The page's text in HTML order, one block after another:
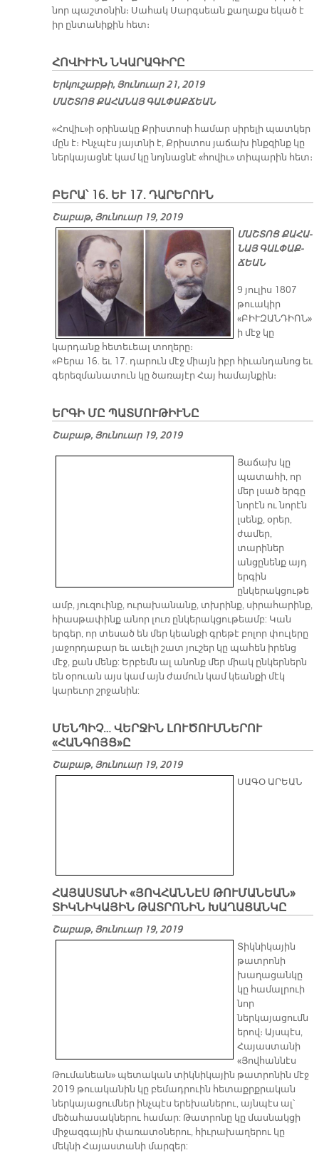
նոր պաշտօնին։ Սահակ Սարգսեան քաղաքս եկած է
իր ընտանիքին հետ։
ՀՈՎԻՒԻՆ ՆԿԱՐԱԳԻՐԸ
Երկուշաբթի, Յունուար 21, 2019
ՄԱՇ­ՏՈՑ ՔԱ­ՀԱ­ՆԱՅ ԳԱԼ­ՓԱՔ­ՃԵԱՆ
«Հովիւ»ի օրինակը Քրիստոսի համար սիրելի պատկեր
մըն է։ Ինչպէս յայտնի է, Քրիստոս յաճախ ինքզինք կը
ներկայացնէ կամ կը նոյնացնէ «հովիւ» տիպարին հետ։
ԲԵՐԱ՝ 16. ԵՒ 17. ԴԱՐԵՐՈՒՆ
Շաբաթ, Յունուար 19, 2019
ՄԱՇ­ՏՈՑ ՔԱ­ՀԱ­
ՆԱՅ ԳԱԼ­ՓԱՔ­
ՃԵԱՆ
9 յուլիս 1807
թուակիր
«ԲԻՒԶԱՆԴԻՈՆ»
ի մէջ կը
կարդանք հետեւեալ տողերը։
«Բերա 16. եւ 17. դարուն մէջ միայն իբր հիւանդանոց եւ
գերեզմանատուն կը ծառայէր Հայ համայնքին։
ԵՐԳԻ ՄԸ ՊԱՏՄՈՒԹԻՒՆԸ
Շաբաթ, Յունուար 19, 2019
Յաճախ կը
պատահի, որ
մեր լսած երգը
նորէն ու նորէն
լսենք, օրեր,
ժամեր,
տարիներ
անցընենք այդ
երգին
ընկերակցութե
ամբ, յուզուինք, ուրախանանք, տխրինք, սիրահարինք,
հիասթափինք անոր լուռ ընկերակցութեամբ: Կան
երգեր, որ տեսած են մեր կեանքի գրեթէ բոլոր փուլերը
յաջորդաբար եւ աւելի շատ յուշեր կը պահեն իրենց
մէջ, քան մենք: Երբեմն ալ անոնք մեր միակ ընկերներն
են օրուան այս կամ այն ժամուն կամ կեանքի մէկ
կարեւոր շրջանին:
ՄԵՆՊԻՉ… ՎԵՐՋԻՆ ԼՈՒԾՈՒՄՆԵՐՈՒ
«ՀԱՆԳՈՅՑ»Ը
Շաբաթ, Յունուար 19, 2019
ՍԱԳՕ ԱՐԵԱՆ
ՀԱՅԱՍՏԱՆԻ «ՅՈՎՀԱՆՆԷՍ ԹՈՒՄԱՆԵԱՆ»
ՏԻԿՆԻԿԱՅԻՆ ԹԱՏՐՈՆԻՆ ԽԱՂԱՑԱՆԿԸ
Շաբաթ, Յունուար 19, 2019
Տիկնիկային
թատրոնի
խաղացանկը
կը համալրուի
նոր
ներկայացումն
երով։ Այսպէս,
Հայաստանի
«Յովհաննէս
Թումանեան» պետական տիկնիկային թատրոնին մէջ
2019 թուականին կը բեմադրուին հետաքրքրական
ներկայացումներ ինչպէս երեխաներու, այնպէս ալ՝
մեծահասակներու համար: Թատրոնը կը մասնակցի
միջազգային փառատօներու, հիւրախաղերու կը
մեկնի Հայաստանի մարզեր: